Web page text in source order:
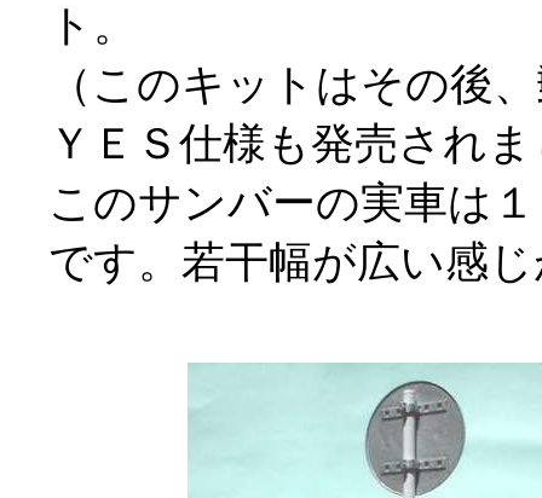
ト。
（このキットはその後
ＹＥＳ仕様も発売され
このサンバーの実車は
です。若干幅が広い感